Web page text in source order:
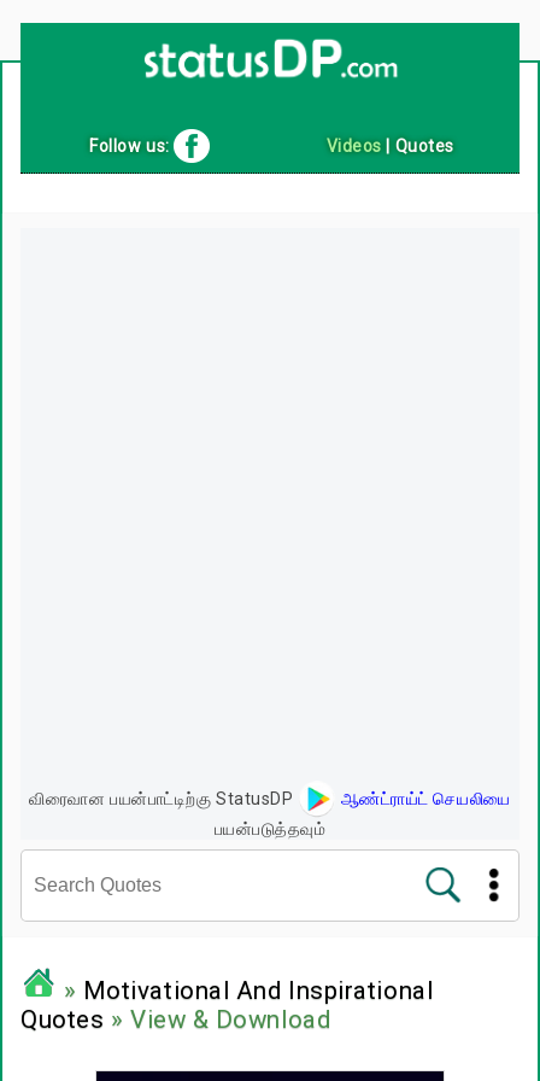
Follow us: Videos Quotes
விரைவான பயன்பாட்டிற்கு StatusDP
ஆண்ட்ராய்ட் செயலியை
பயன்படுத்தவும்
பிரபலங்களின் பொன்மொழிகள்
» Motivational And Inspirational
Quotes » View & Download